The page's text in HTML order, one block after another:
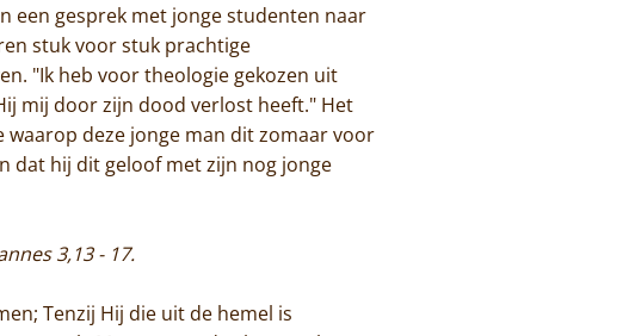
een gesprek met jonge studenten naar
stuk voor stuk prachtige
"Ik heb voor theologie gekozen uit
mij door zijn dood verlost heeft." Het
deze jonge man dit zomaar voor
dat hij dit geloof met zijn nog jonge
3,13 - 17.
Tenzij Hij die uit de hemel is